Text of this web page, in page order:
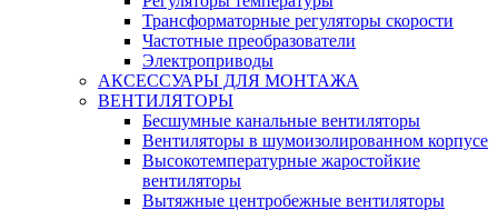
Трансформаторные регуляторы скорости
Частотные преобразователи
Электроприводы
АКСЕССУАРЫ ДЛЯ МОНТАЖА
ВЕНТИЛЯТОРЫ
Бесшумные канальные вентиляторы
Вентиляторы в шумоизолированном корпусе
Высокотемпературные жаростойкие
вентиляторы
Вытяжные центробежные вентиляторы